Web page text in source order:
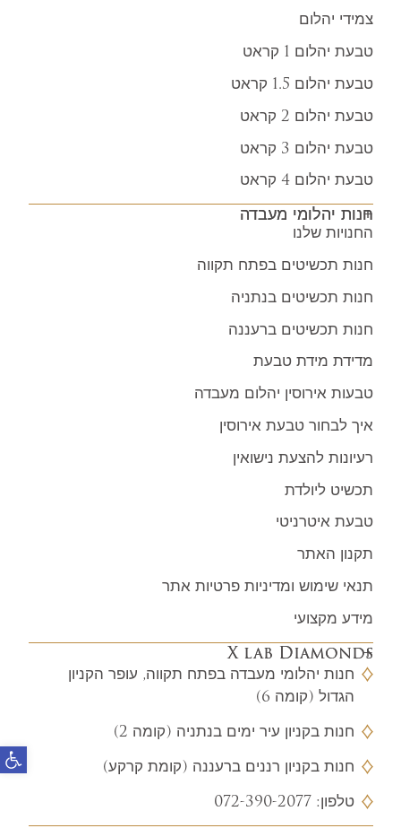
צמידי יהלום
טבעת יהלום 1 קראט
טבעת יהלום 1.5 קראט
טבעת יהלום 2 קראט
טבעת יהלום 3 קראט
טבעת יהלום 4 קראט
חנות יהלומי מעבדה
החנויות שלנו
חנות תכשיטים בפתח תקווה
חנות תכשיטים בנתניה
חנות תכשיטים ברעננה
מדידת מידת טבעת
טבעות אירוסין יהלום מעבדה
איך לבחור טבעת אירוסין
רעיונות להצעת נישואין
תכשיט ליולדת
טבעת איטרניטי
תקנון האתר
תנאי שימוש ומדיניות פרטיות אתר
מידע מקצועי
X lab Diamonds
חנות יהלומי מעבדה בפתח תקווה, עופר הקניון
הגדול (קומה 6)
חנות בקניון עיר ימים בנתניה (קומה 2)
חנות בקניון רננים ברעננה (קומת קרקע)
טלפון:072-390-2077